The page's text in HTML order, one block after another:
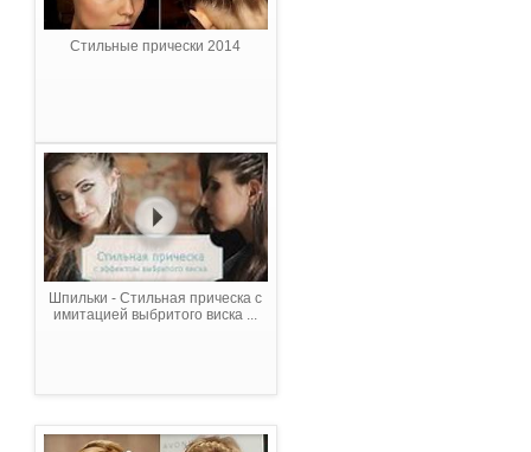
Стильные прически 2014
Шпильки - Стильная прическа с
имитацией выбритого виска ...